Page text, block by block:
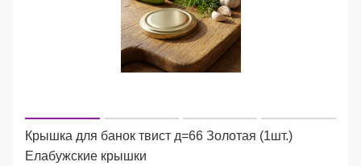
Крышка для банок твист д=66 Золотая (1шт.)
Елабужские крышки